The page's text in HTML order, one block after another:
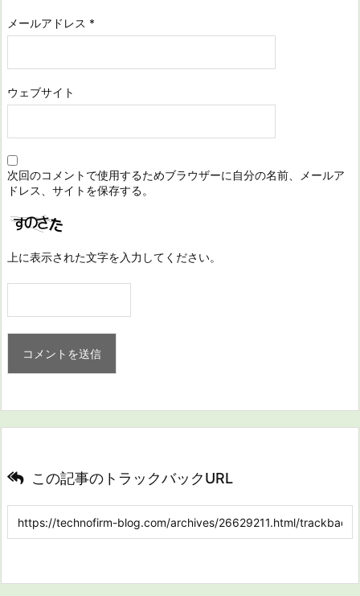
メールアドレス *
ウェブサイト
次回のコメントで使用するためブラウザーに自分の名前、メールア
ドレス、サイトを保存する。
上に表示された文字を入力してください。
この記事のトラックバックURL